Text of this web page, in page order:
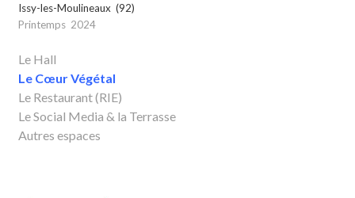
Issy-les-Moulineaux (92)
Printemps 2024
Le Hall
Le Cœur Végétal
Le Restaurant(RIE)
Le Social Media & la Terrasse
Autres espaces